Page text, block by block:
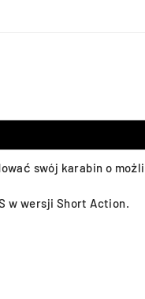
swój karabin o
w wersji Short Action.